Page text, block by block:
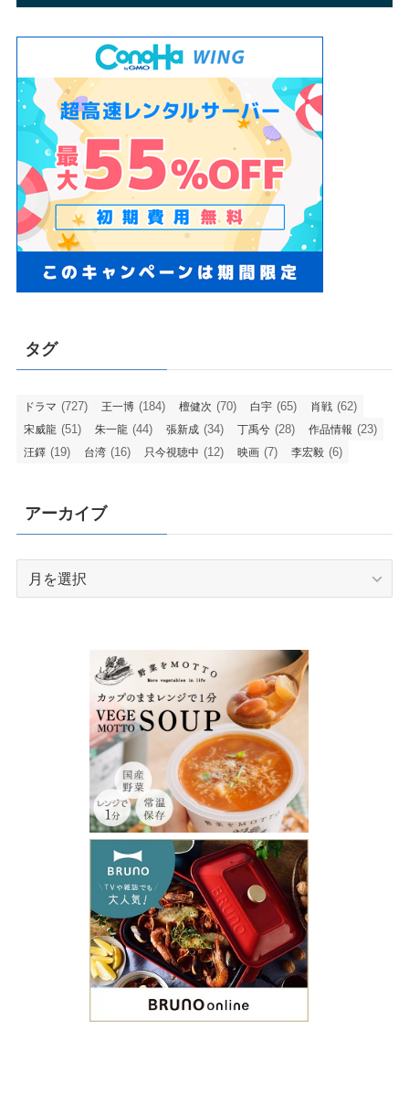
タグ
ドラマ (727) 王一博 (184) 檀健次 (70) 白宇 (65) 肖戦 (62)
宋威龍 (51) 朱一龍 (44) 張新成 (34) 丁禹兮 (28) 作品情報 (23)
汪鐸 (19) 台湾 (16) 只今視聴中 (12) 映画 (7) 李宏毅 (6)
アーカイブ